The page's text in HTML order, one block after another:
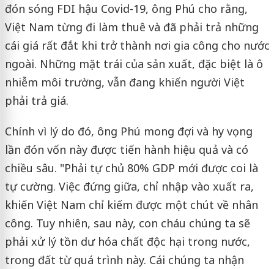
đón sóng FDI hậu Covid-19, ông Phú cho rằng,
Việt Nam từng đi làm thuê và đã phải trả những
cái giá rất đắt khi trở thành nơi gia công cho nước
ngoài. Những mặt trái của sản xuất, đặc biệt là ô
nhiễm môi trường, vẫn đang khiến người Việt
phải trả giá.
Chính vì lý do đó, ông Phú mong đợi và hy vọng
lần đón vốn này được tiến hành hiệu quả và có
chiều sâu. "Phải tự chủ 80% GDP mới được coi là
tự cường. Việc đứng giữa, chỉ nhập vào xuất ra,
khiến Việt Nam chỉ kiếm được một chút về nhân
công. Tuy nhiên, sau này, con cháu chúng ta sẽ
phải xử lý tồn dư hóa chất độc hại trong nước,
trong đất từ quá trình này. Cái chúng ta nhận